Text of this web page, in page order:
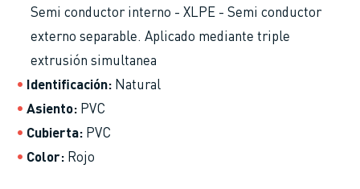
Semi conductor interno - XLPE - Semi conductor
externo separable. Aplicado mediante triple
extrusión simultanea
Identificación Natural
Asiento PVC
Cubierta PVC
Color Rojo